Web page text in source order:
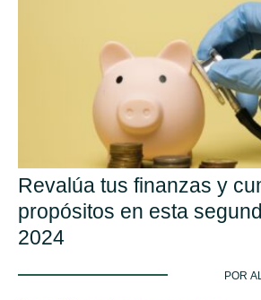
Revalúa tus finanzas y
propósitos en esta
2024
- POR